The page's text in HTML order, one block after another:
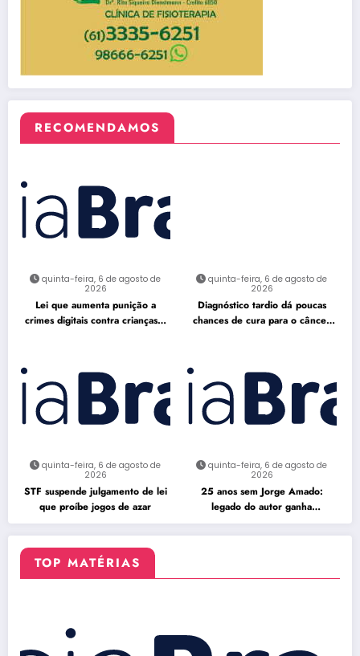
RECOMENDAMOS
quinta-feira, 6 de agosto de
2026
Lei que aumenta punição a
crimes digitais contra crianças é
quinta-feira, 6 de agosto de
2026
Diagnóstico tardio dá poucas
chances de cura para o câncer
quinta-feira, 6 de agosto de
2026
STF suspende julgamento de lei
que proíbe jogos de azar
quinta-feira, 6 de agosto de
2026
25 anos sem Jorge Amado:
legado do autor ganha
celebração na Flipelô
TOP MATÉRIAS